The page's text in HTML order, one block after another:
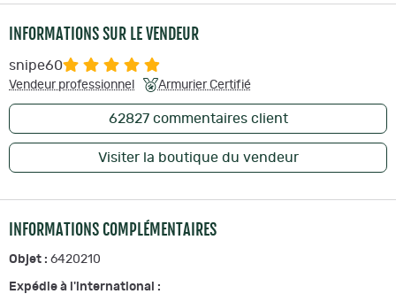
INFORMATIONS SUR LE VENDEUR
snipe60
Vendeur professionnel Armurier Certifié
62827commentaires client
Visiter la boutique du vendeur
INFORMATIONS COMPLÉMENTAIRES
Objet : 6420210
Expédie à l'international :